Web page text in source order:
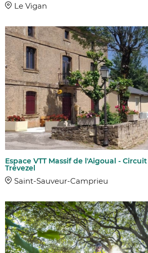
Le Vigan
Espace VTT Massif de l'Aigoual -
Trévezel
Saint-Sauveur-Camprieu